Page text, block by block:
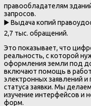
правообладателям
запросов.
▶️ Выдача копий
2,7 тыс. обращений.
Это показывает, что
реальность, с которой
оформления земли под
включают помощь в
электронных заявлений
статуса заявки. Мы
изучение интерфейсов и
форм.